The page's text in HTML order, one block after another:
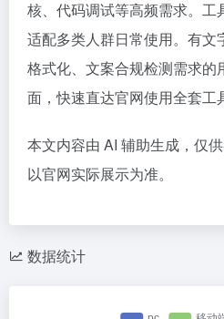
核、代码调试等高频需求。工
适配多类人群日常使用。有文
格式化、文案合规检测需求的
面，快速直达官网使用全套工
本文内容由 AI 辅助生成，仅
以官网实际展示为准。
数据统计